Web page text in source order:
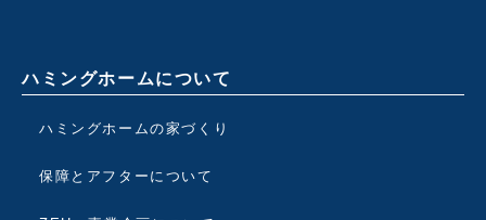
ハミングホームについて
ハミングホームの家づくり
保障とアフターについて